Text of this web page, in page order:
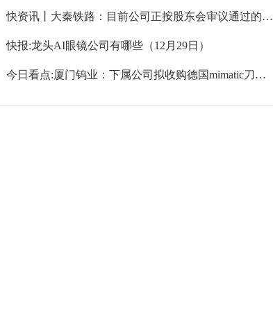
民币
快资讯丨大秦铁路：目前公司正按股东会审议通过的方
案推进股份回购工作
快报:龙头AI眼镜公司有哪些（12月29日）
今日看点:厦门钨业：下属公司拟收购德国mimatic刀具
公司100%股权